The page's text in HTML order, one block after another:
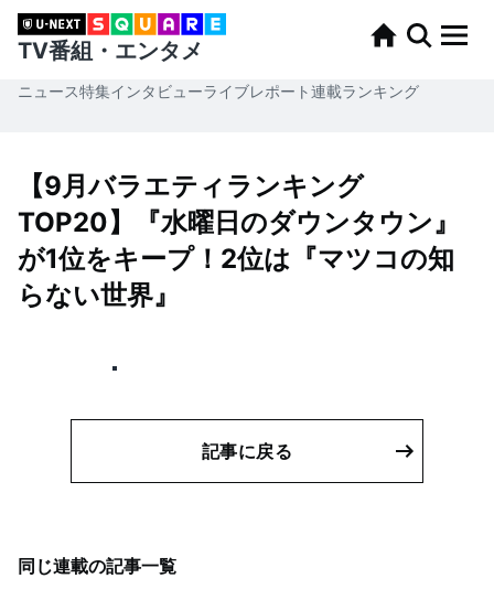
TV番組・エンタメ
ニュース特集インタビューライブレポート連載ランキング
【9月バラエティランキング
TOP20】『水曜日のダウンタウン』
が1位をキープ！2位は『マツコの知
らない世界』
記事に戻る
同じ連載の記事一覧